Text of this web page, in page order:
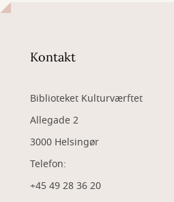
Kontakt
Biblioteket Kulturværftet
Allegade 2
3000 Helsingør
Telefon:
+45 49 28 36 20